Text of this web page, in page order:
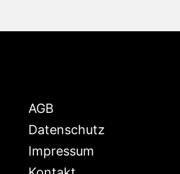
AGB
Datenschutz
Impressum